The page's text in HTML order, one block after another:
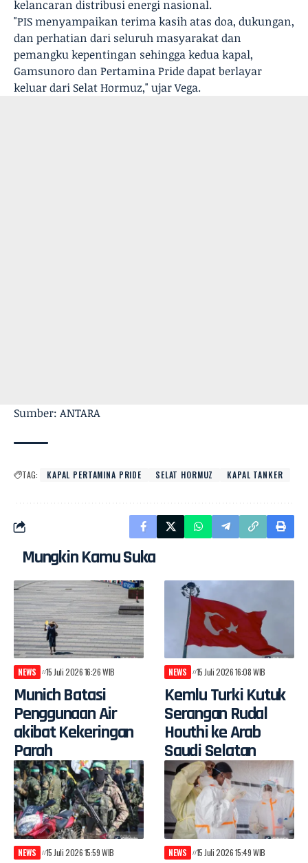
kelancaran distribusi energi nasional.
"PIS menyampaikan terima kasih atas doa, dukungan,
dan perhatian dari seluruh masyarakat dan
pemangku kepentingan sehingga kedua kapal,
Gamsunoro dan Pertamina Pride dapat berlayar
keluar dari Selat Hormuz," ujar Vega.
Sumber: ANTARA
TAG: KAPAL PERTAMINA PRIDE SELAT HORMUZ KAPAL TANKER
Mungkin Kamu Suka
NEWS 15 Juli 2026 16:26 WIB
Munich Batasi
Penggunaan Air
akibat Kekeringan
Parah
NEWS 15 Juli 2026 16:08 WIB
Kemlu Turki Kutuk
Serangan Rudal
Houthi ke Arab
Saudi Selatan
NEWS 15 Juli 2026 15:59 WIB NEWS 15 Juli 2026 15:49 WIB